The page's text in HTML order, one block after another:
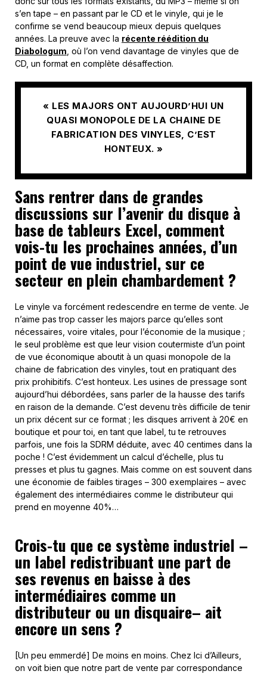
s’en tape – en passant par le CD et le vinyle, qui je le
confirme se vend beaucoup mieux depuis quelques
années. La preuve avec la récente réédition du
Diabologum , où l’on vend davantage de vinyles que de
CD, un format en complète désaffection.
« LES MAJORS ONT AUJOURD’HUI UN
QUASI MONOPOLE DE LA CHAINE DE
FABRICATION DES VINYLES, C’EST
HONTEUX. »
Sans rentrer dans de grandes
discussions sur l’avenir du disque à
base de tableurs Excel, comment
vois-tu les prochaines années, d’un
point de vue industriel, sur ce
secteur en plein chambardement ?
Le vinyle va forcément redescendre en terme de vente. Je
n’aime pas trop casser les majors parce qu’elles sont
nécessaires, voire vitales, pour l’économie de la musique ;
le seul problème est que leur vision coutermiste d’un point
de vue économique aboutit à un quasi monopole de la
chaine de fabrication des vinyles, tout en pratiquant des
prix prohibitifs. C’est honteux. Les usines de pressage sont
aujourd’hui débordées, sans parler de la hausse des tarifs
en raison de la demande. C’est devenu très difficile de tenir
un prix décent sur ce format ; les disques arrivent à 20€ en
boutique et pour toi, en tant que label, tu te retrouves
parfois, une fois la SDRM déduite, avec 40 centimes dans la
poche ! C’est évidemment un calcul d’échelle, plus tu
presses et plus tu gagnes. Mais comme on est souvent dans
une économie de faibles tirages – 300 exemplaires – avec
également des intermédiaires comme le distributeur qui
prend en moyenne 40%…
Crois-tu que ce système industriel –
un label redistribuant une part de
ses revenus en baisse à des
intermédiaires comme un
distributeur ou un disquaire– ait
encore un sens ?
[Un peu emmerdé] De moins en moins. Chez Ici d’Ailleurs,
on voit bien que notre part de vente par correspondance